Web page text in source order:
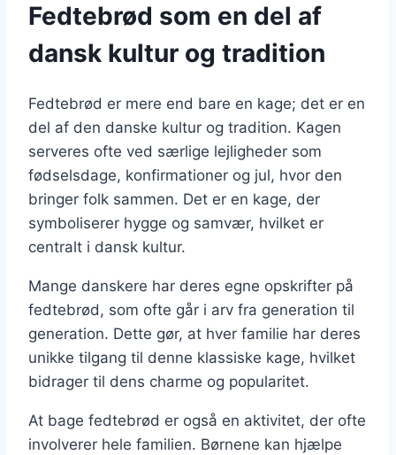
Fedtebrød som en del af
dansk kultur og tradition
Fedtebrød er mere end bare en kage; det er en
del af den danske kultur og tradition. Kagen
serveres ofte ved særlige lejligheder som
fødselsdage, konfirmationer og jul, hvor den
bringer folk sammen. Det er en kage, der
symboliserer hygge og samvær, hvilket er
centralt i dansk kultur.
Mange danskere har deres egne opskrifter på
fedtebrød, som ofte går i arv fra generation til
generation. Dette gør, at hver familie har deres
unikke tilgang til denne klassiske kage, hvilket
bidrager til dens charme og popularitet.
At bage fedtebrød er også en aktivitet, der ofte
involverer hele familien. Børnene kan hjælpe